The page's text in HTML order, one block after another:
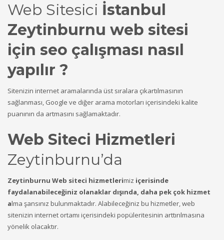
Web Sitesici İstanbul
Zeytinburnu web sitesi
için seo çalışması nasıl
yapılır ?
Sitenizin internet aramalarında üst sıralara çıkartılmasının
sağlanması, Google ve diğer arama motorları içerisindeki kalite
puanının da artmasını sağlamaktadır.
Web Siteci Hizmetleri
Zeytinburnu’da
Zeytinburnu Web siteci hizmetlerimiz içerisinde
faydalanabileceğiniz olanaklar dışında, daha pek çok hizmet
alma şansınız bulunmaktadır. Alabileceğiniz bu hizmetler, web
sitenizin internet ortamı içerisindeki popüleritesinin arttırılmasına
yönelik olacaktır.